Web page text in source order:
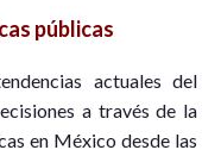
públicas
actuales del
a través de la
en México desde las